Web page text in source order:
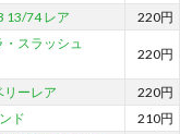
13/74 レア 220円
スラッシュ
220円
リーレア
220円
ド 210円